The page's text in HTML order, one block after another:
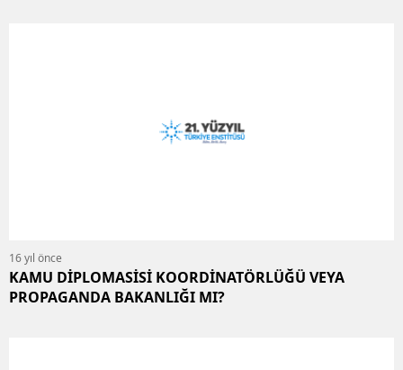
16 yıl önce
KAMU DİPLOMASİSİ KOORDİNATÖRLÜĞÜ VEYA
PROPAGANDA BAKANLIĞI MI?